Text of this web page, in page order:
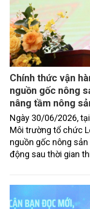
Chính thức vận
nguồn gốc nông
nâng tầm nông
Ngày 30/06/2026,
Môi trường tổ chức
nguồn gốc nông
động sau thời gian
cụ truy xuất thông
thành "hộ chiếu số"
dữ liệu thống nhất